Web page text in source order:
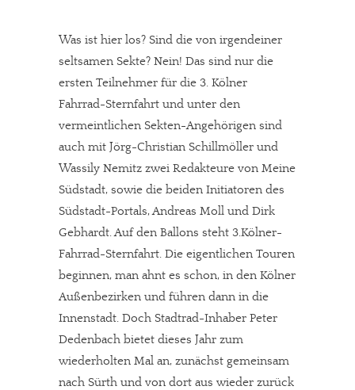
Was ist hier los? Sind die von irgendeiner
seltsamen Sekte? Nein! Das sind nur die
ersten Teilnehmer für die 3. Kölner
Fahrrad-Sternfahrt und unter den
vermeintlichen Sekten-Angehörigen sind
auch mit Jörg-Christian Schillmöller und
Wassily Nemitz zwei Redakteure von Meine
Südstadt, sowie die beiden Initiatoren des
Südstadt-Portals, Andreas Moll und Dirk
Gebhardt. Auf den Ballons steht 3.Kölner-
Fahrrad-Sternfahrt. Die eigentlichen Touren
beginnen, man ahnt es schon, in den Kölner
Außenbezirken und führen dann in die
Innenstadt. Doch Stadtrad-Inhaber Peter
Dedenbach bietet dieses Jahr zum
wiederholten Mal an, zunächst gemeinsam
nach Sürth und von dort aus wieder zurück